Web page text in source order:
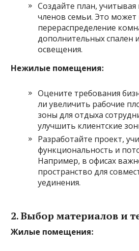
Создайте план, учитывая
членов семьи. Это может
перераспределение
дополнительных спален
освещения.
Нежилые помещения:
Оцените требования
ли увеличить рабочие
зоны для отдыха
улучшить клиентские
Разработайте проект,
функциональность и
Например, в офисах
пространство для
уединения.
2. Выбор материалов и
Жилые помещения: